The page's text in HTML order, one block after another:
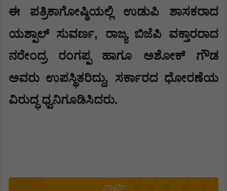
​ಈ ಪತ್ರಿಕಾಗೋಷ್ಠಿಯಲ್ಲಿ ಉಡುಪಿ ಶಾಸಕರಾದ
ಯಶ್ಪಾಲ್ ಸುವರ್ಣ, ರಾಜ್ಯ ಬಿಜೆಪಿ ವಕ್ತಾರರಾದ
ನರೇಂದ್ರ ರಂಗಪ್ಪ ಹಾಗೂ ಅಶೋಕ್ ಗೌಡ
ಅವರು ಉಪಸ್ಥಿತರಿದ್ದು, ಸರ್ಕಾರದ ಧೋರಣೆಯ
ವಿರುದ್ಧ ಧ್ವನಿಗೂಡಿಸಿದರು.